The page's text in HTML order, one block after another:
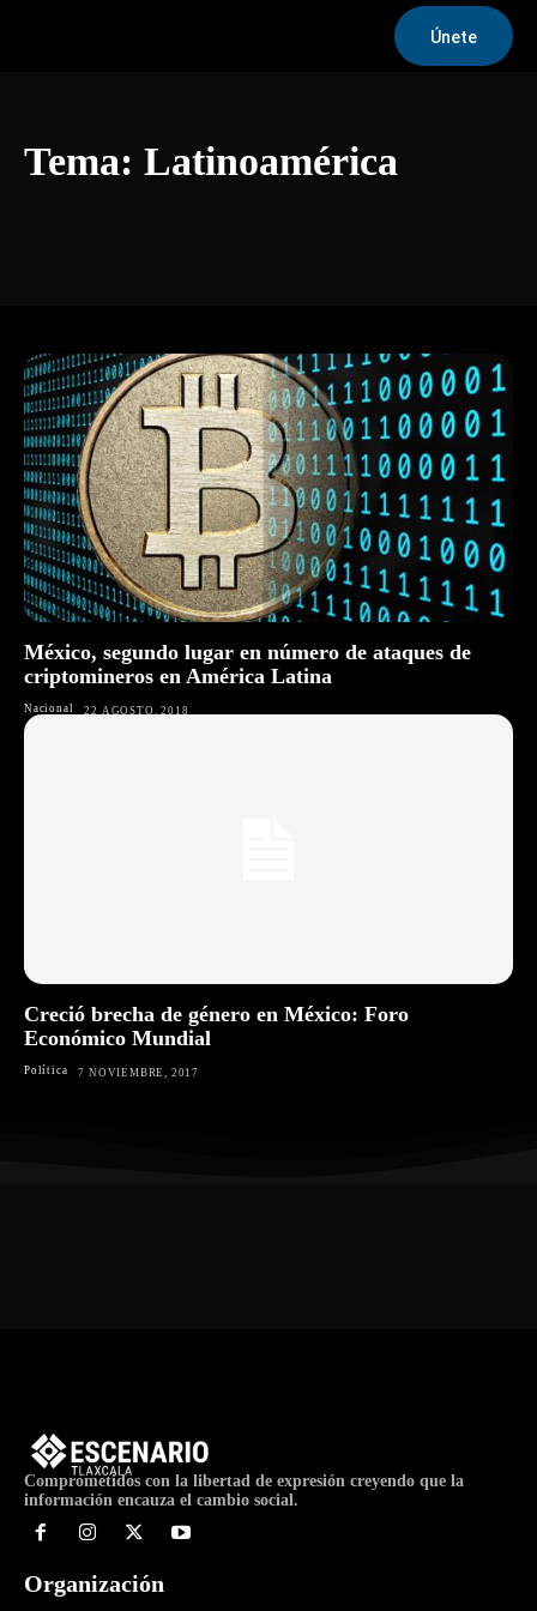
Únete
Tema: Latinoamérica
México, segundo lugar en número de ataques de
criptomineros en América Latina
Nacional 22 AGOSTO, 2018
Creció brecha de género en México: Foro
Económico Mundial
Política 7 NOVIEMBRE, 2017
Comprometidos con la libertad de expresión creyendo que la
información encauza el cambio social.
Organización